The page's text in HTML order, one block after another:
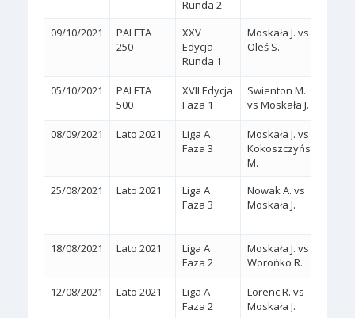
Runda 2
09/10/2021
PALETA
250
XXV
Edycja
Runda 1
Moskała J. vs
Oleś S.
05/10/2021
PALETA
500
XVII Edycja
Faza 1
Swienton M.
vs Moskała J.
08/09/2021 Lato 2021
Liga A
Faza 3
Moskała J. vs
Kokoszczyński
M.
25/08/2021 Lato 2021
Liga A
Faza 3
Nowak A. vs
Moskała J.
18/08/2021 Lato 2021
Liga A
Faza 2
Moskała J. vs
Worońko R.
12/08/2021 Lato 2021
Liga A
Faza 2
Lorenc R. vs
Moskała J.